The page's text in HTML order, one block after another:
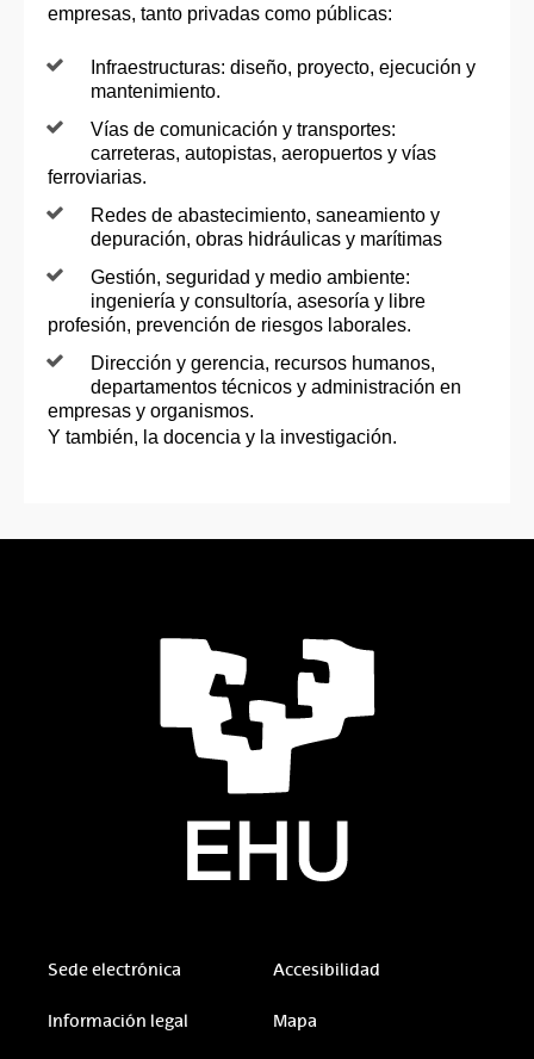
empresas, tanto privadas como públicas:
Infraestructuras: diseño, proyecto, ejecución y
mantenimiento.
Vías de comunicación y transportes:
carreteras, autopistas, aeropuertos y vías
ferroviarias.
Redes de abastecimiento, saneamiento y
depuración, obras hidráulicas y marítimas
Gestión, seguridad y medio ambiente:
ingeniería y consultoría, asesoría y libre
profesión, prevención de riesgos laborales.
Dirección y gerencia, recursos humanos,
departamentos técnicos y administración en
empresas y organismos.
Y también, la docencia y la investigación.
Sede electrónica Accesibilidad
Información legal Mapa